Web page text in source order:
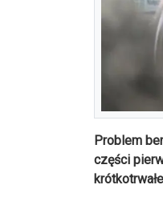
Problem
części